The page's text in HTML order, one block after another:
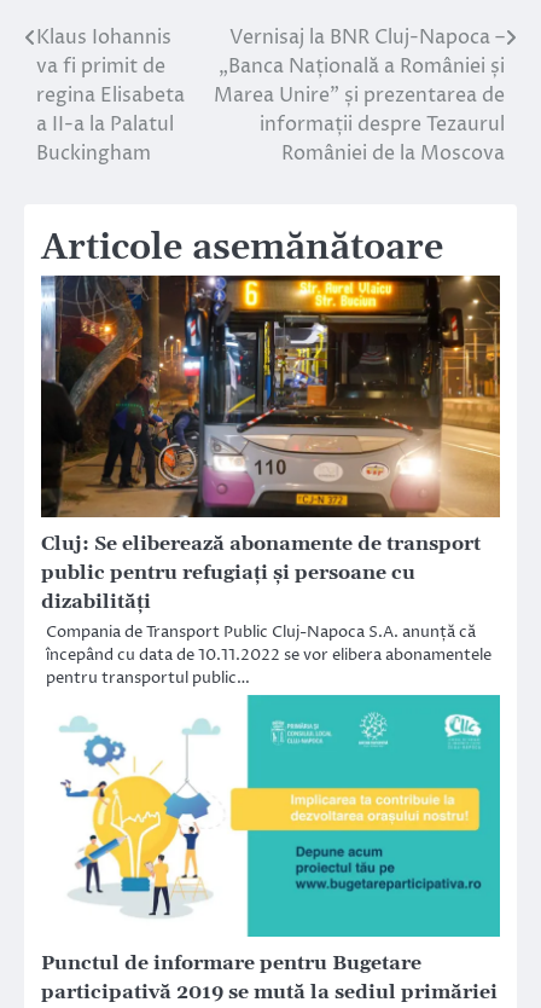
Navigare
în
articole
Klaus Iohannis
va fi primit de
regina Elisabeta
a II-a la Palatul
Buckingham
Vernisaj la BNR Cluj-Napoca –
„Banca Națională a României și
Marea Unire” și prezentarea de
informații despre Tezaurul
României de la Moscova
Articole asemănătoare
Cluj: Se eliberează abonamente de transport
public pentru refugiați și persoane cu
dizabilități
Compania de Transport Public Cluj-Napoca S.A. anunță că
începând cu data de 10.11.2022 se vor elibera abonamentele
pentru transportul public…
Punctul de informare pentru Bugetare
participativă 2019 se mută la sediul primăriei